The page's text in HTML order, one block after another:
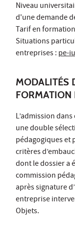
Niveau
d'une demande
Tarif en
Situations
entreprises : pe-
MODALITÉS
FORMATION
L’admission
une double
pédagogiques et
critères
dont le dossier a
commission
après signature
entreprise
Objets.